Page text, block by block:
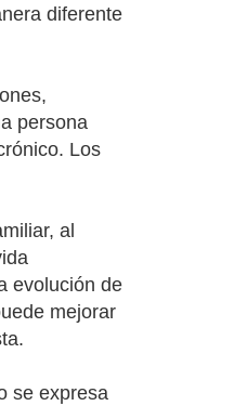
diferente
persona
Los
al
evolución de
mejorar
se expresa